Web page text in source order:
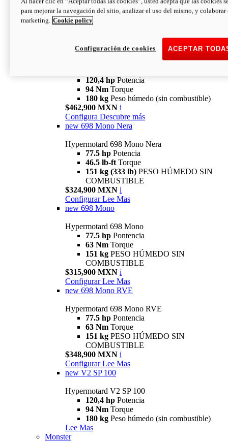
94 NmTorque
180 kgPESO HÚMEDO SIN
COMBUSTIBLE
newV2 SP
120,4 hp Potencia
94 Nm Torque
180 kg Peso húmedo (sin combustible)
$462,900 MXN i
Configura Descubre más
new 698 Mono Nera
Hypermotard 698 Mono Nera
77.5 hp Potencia
46.5 lb-ft Torque
151 kg (333 lb) PESO HÚMEDO SIN
COMBUSTIBLE
$324,900 MXN i
Configurar Lee Mas
new 698 Mono
Hypermotard 698 Mono
77.5 hp Pontencia
63 Nm Torque
151 kg PESO HÚMEDO SIN
COMBUSTIBLE
$315,900 MXN i
Configurar Lee Mas
new 698 Mono RVE
Hypermotard 698 Mono RVE
77.5 hp Pontencia
63 Nm Torque
151 kg PESO HÚMEDO SIN
COMBUSTIBLE
$348,900 MXN i
Configurar Lee Mas
new V2 SP 100
Hypermotard V2 SP 100
120,4 hp Potencia
94 Nm Torque
180 kg Peso húmedo (sin combustible)
Lee Mas
Monster
para mejorar la navegación del sitio, analizar el uso del mismo, y colaborar
marketing. Cookie policy
ACEPTAR
Configuración de cookies